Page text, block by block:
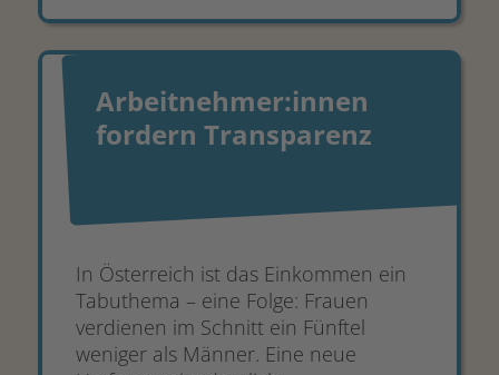
Arbeitnehmer:innen
fordern Transparenz
In Österreich ist das Einkommen ein
Tabuthema – eine Folge: Frauen
verdienen im Schnitt ein Fünftel
weniger als Männer. Eine neue